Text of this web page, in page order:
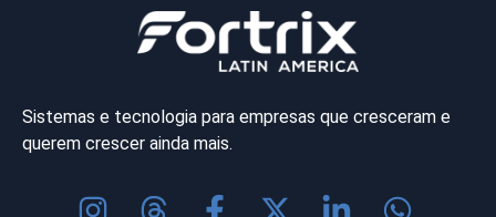
Sistemas e tecnologia para empresas que cresceram e
querem crescer ainda mais.